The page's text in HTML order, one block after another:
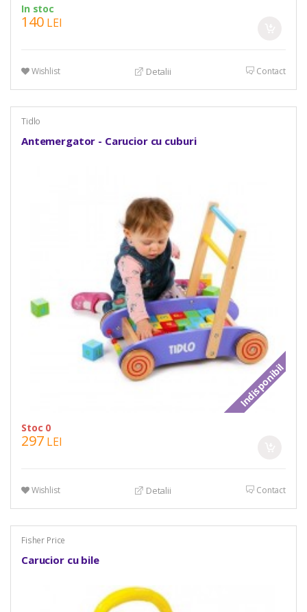
In stoc
140 LEI
Wishlist Detalii Contact
Tidlo
Antemergator - Carucior cu cuburi
Indisponibil
Stoc 0
297 LEI
Wishlist Detalii Contact
Fisher Price
Carucior cu bile